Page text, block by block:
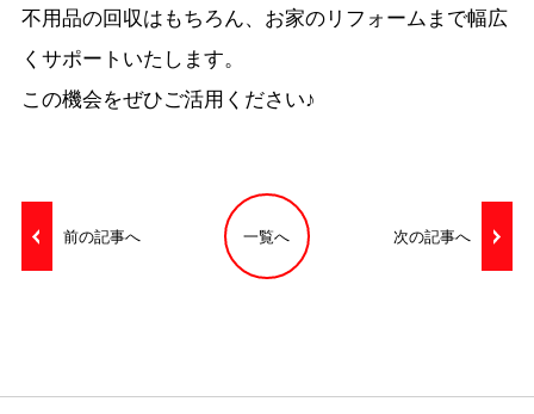
不用品の回収はもちろん、お家のリフォームまで幅広
くサポートいたします。
この機会をぜひご活用ください♪
前の記事へ 一覧へ 次の記事へ